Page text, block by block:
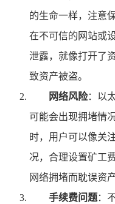
的生命一样，注意
在不可信的网站或
泄露，就像打开了
致资产被盗。
网络风险：以
可能会出现拥堵情
时，用户可以像关
况，合理设置矿工
网络拥堵而耽误资
手续费问题：